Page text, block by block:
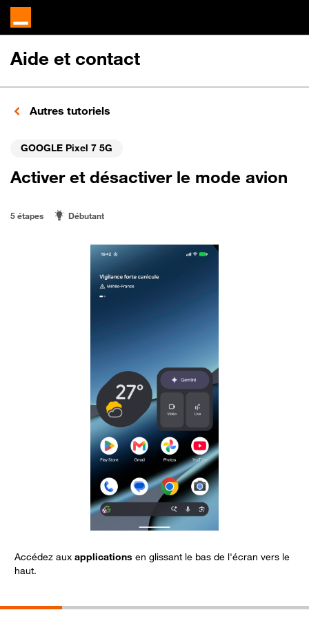
Aide et contact
Autres tutoriels
GOOGLE Pixel 7 5G
Activer et désactiver le mode avion
5 étapes Débutant
Accédez aux applications en glissant le bas de l'écran vers le
haut.